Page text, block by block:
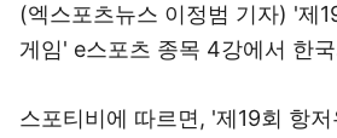
(엑스포츠뉴스 이정범 기자) '제
게임' e스포츠 종목 4강에서 한
스포티비에 따르면, '제19회 항